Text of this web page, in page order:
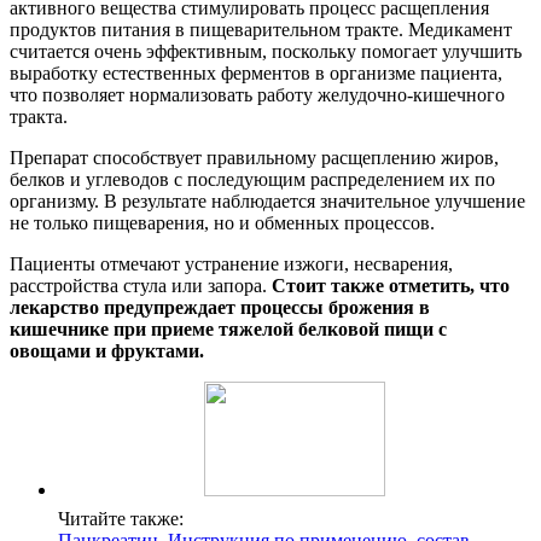
активного вещества стимулировать процесс расщепления
продуктов питания в пищеварительном тракте. Медикамент
считается очень эффективным, поскольку помогает улучшить
выработку естественных ферментов в организме пациента,
что позволяет нормализовать работу желудочно-кишечного
тракта.
Препарат способствует правильному расщеплению жиров,
белков и углеводов с последующим распределением их по
организму. В результате наблюдается значительное улучшение
не только пищеварения, но и обменных процессов.
Пациенты отмечают устранение изжоги, несварения,
расстройства стула или запора. Стоит также отметить, что
лекарство предупреждает процессы брожения в
кишечнике при приеме тяжелой белковой пищи с
овощами и фруктами.
Читайте также: